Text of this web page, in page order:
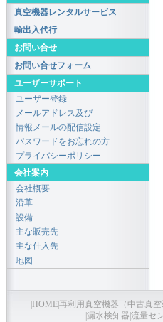
真空機器レンタルサービス
輸出入代行
お問い合せ
お問い合せフォーム
ユーザーサポート
ユーザー登録
メールアドレス及び
情報メールの配信設定
パスワードをお忘れの方
プライバシーポリシー
会社案内
会社概要
沿革
設備
主な販売先
主な仕入先
地図
HOME再利用真空機器（中古真空
漏水検知器 流量セ